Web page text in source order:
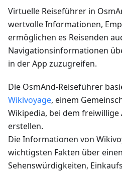
Virtuelle Reiseführer in
wertvolle Informationen,
ermöglichen es Reisenden
Navigationsinformationen
in der App zuzugreifen.
Die OsmAnd-Reiseführer
Wikivoyage, einem
Wikipedia, bei dem
erstellen.
Die Informationen von
wichtigsten Fakten über
Sehenswürdigkeiten,